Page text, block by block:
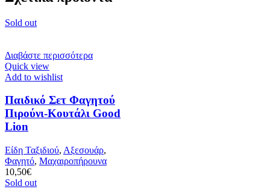
Sold out
Διαβάστε περισσότερα
Quick view
Add to wishlist
Παιδικό Σετ Φαγητού
Πιρούνι-Κουτάλι Good
Lion
Είδη Ταξιδιού, Αξεσουάρ,
Φαγητό, Μαχαιροπήρουνα
10,50€
Sold out